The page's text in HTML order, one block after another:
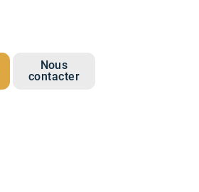
Nous
contacter